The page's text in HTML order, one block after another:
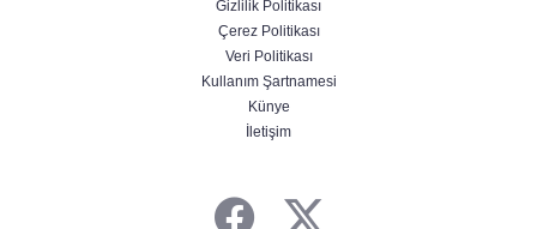
BM'nin teklifine Türk tarafından kabul,
Rumlardan ret
Ankara'da "değnekçilik" operasyonu: 10
Gizlilik Politikası
Çerez Politikası
Veri Politikası
Kullanım Şartnamesi
Künye
İletişim